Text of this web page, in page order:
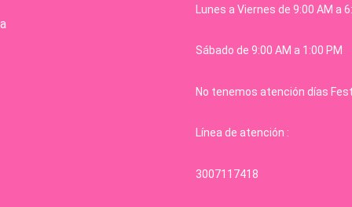
Lunes a Viernes de 9:00 AM a
Sábado de 9:00 AM a 1:00 PM
No tenemos atención días
Línea de atención :
3007117418